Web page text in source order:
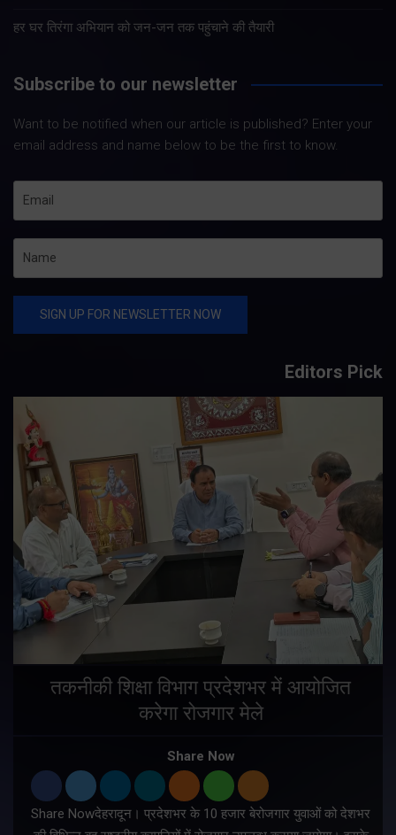
हर घर तिरंगा अभियान को जन-जन तक पहुंचाने की तैयारी
Subscribe to our newsletter
Want to be notified when our article is published? Enter your
email address and name below to be the first to know.
Editors Pick
तकनीकी शिक्षा विभाग प्रदेशभर में आयोजित
करेगा रोजगार मेले
Share Now
Share Nowदेहरादून। प्रदेशभर के 10 हजार बेरोजगार युवाओं को देशभर